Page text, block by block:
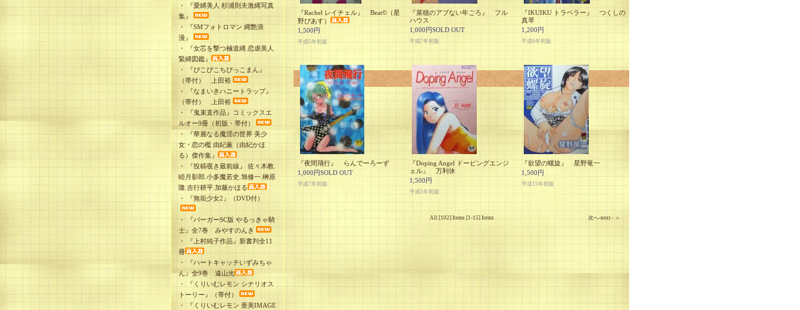
・
『愛縛美人 杉浦則夫激縄写真
集』
・
『SMフォトロマン 縄艶浪
漫』
・
『女芯を撃つ極道縄 恋虐美人
緊縛図鑑』
・
『ぴこぴこちぴっこまん』
（帯付） 上田裕
・
『なまいきハニートラップ』
（帯付） 上田裕
・
『鬼束直作品』コミックスエ
ルオー9冊（初版・帯付）
・
『華麗なる魔淫の世界 美少
女・恋の檻 由紀薫（由紀かほ
る）傑作集』
・
『投稿覗き最前線』 佐々木教.
睦月影郎.小多魔若史.旭修一.榊原
隆.吉行耕平.加藤かほる
・
『無垢少女2』（DVD付）
・
『バーガーSC版 やるっきゃ騎
士』全7巻 みやすのんき
・
『上村純子作品』新書判全11
冊
・
『ハートキャッチいずみちゃ
ん』全9巻 遠山光
・
『くりいむレモン シナリオス
トーリー』（帯付）
・
『くりいむレモン 亜美IMAGE
『Rachel レイチェル』 Beat©（星
野ぴあす）
1,500円
平成5年初版
『菜穂のアブない年ごろ』 フル
ハウス
1,000円SOLD OUT
平成7年初版
『IKUIKU トラベラー』 つくしの
真琴
1,200円
平成6年初版
『夜間飛行』 らんでーろーず
1,000円SOLD OUT
平成7年初版
『Doping Angel ドーピングエンジ
ェル』 万利休
1,500円
平成5年初版
『欲望の螺旋』 星野竜一
1,500円
平成15年初版
All [102] Items [1-15] Items 次へ-next - ＞